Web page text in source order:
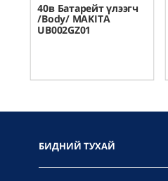
40в Батарейт үлээгч
/Body/ MAKITA
UB002GZ01
БИДНИЙ ТУХАЙ